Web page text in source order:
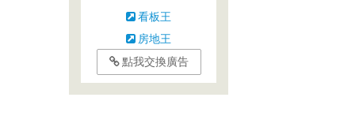
看板王
房地王
點我交換廣告